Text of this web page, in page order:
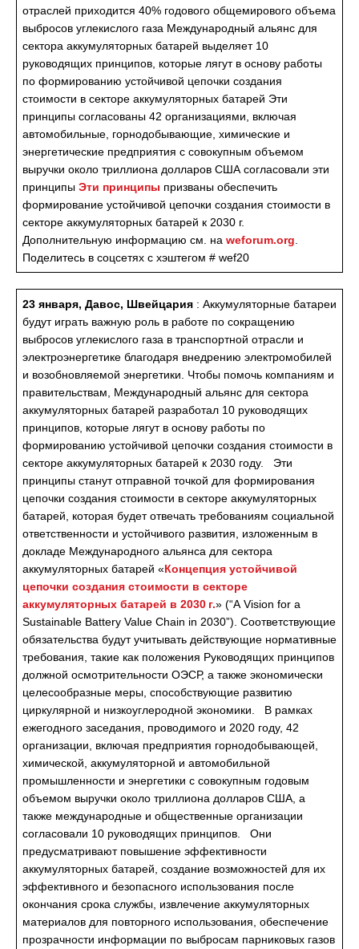
отраслей приходится 40% годового общемирового объема
выбросов углекислого газа Международный альянс для
сектора аккумуляторных батарей выделяет 10
руководящих принципов, которые лягут в основу работы
по формированию устойчивой цепочки создания
стоимости в секторе аккумуляторных батарей Эти
принципы согласованы 42 организациями, включая
автомобильные, горнодобывающие, химические и
энергетические предприятия с совокупным объемом
выручки около триллиона долларов США согласовали эти
принципы Эти принципы призваны обеспечить
формирование устойчивой цепочки создания стоимости в
секторе аккумуляторных батарей к 2030 г.
Дополнительную информацию см. на weforum.org
Поделитесь в соцсетях с хэштегом # wef20
23 января, Давос, Швейцария : Аккумуляторные батареи
будут играть важную роль в работе по сокращению
выбросов углекислого газа в транспортной отрасли и
электроэнергетике благодаря внедрению электромобилей
и возобновляемой энергетики. Чтобы помочь компаниям и
правительствам, Международный альянс для сектора
аккумуляторных батарей разработал 10 руководящих
принципов, которые лягут в основу работы по
формированию устойчивой цепочки создания стоимости в
секторе аккумуляторных батарей к 2030 году. Эти
принципы станут отправной точкой для формирования
цепочки создания стоимости в секторе аккумуляторных
батарей, которая будет отвечать требованиям социальной
ответственности и устойчивого развития, изложенным в
докладе Международного альянса для сектора
аккумуляторных батарей «Концепция устойчивой
цепочки создания стоимости в секторе
аккумуляторных батарей в 2030 г.» (“A Vision for a
Sustainable Battery Value Chain in 2030”). Соответствующие
обязательства будут учитывать действующие нормативные
требования, такие как положения Руководящих принципов
должной осмотрительности ОЭСР, а также экономически
целесообразные меры, способствующие развитию
циркулярной и низкоуглеродной экономики. В рамках
ежегодного заседания, проводимого и 2020 году, 42
организации, включая предприятия горнодобывающей,
химической, аккумуляторной и автомобильной
промышленности и энергетики с совокупным годовым
объемом выручки около триллиона долларов США, а
также международные и общественные организации
согласовали 10 руководящих принципов. Они
предусматривают повышение эффективности
аккумуляторных батарей, создание возможностей для их
эффективного и безопасного использования после
окончания срока службы, извлечение аккумуляторных
материалов для повторного использования, обеспечение
прозрачности информации по выбросам парниковых газов